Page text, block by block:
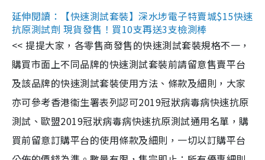
延伸閱讀：【快速測試套裝】深水埗電子特賣城$15快速
抗原測試劑 現貨發售！買10支再送3支檢測棒
<< 提提大家，各零售商發售的快速測試套裝規格不一，
購買市面上不同品牌的快速測試套裝前請留意售賣平台
及該品牌的快速測試套裝使用方法、條款及細則，大家
亦可參考香港衞生署表列認可2019冠狀病毒病快速抗原
測試、歐盟2019冠狀病毒病快速抗原測試通用名單，購
買前留意訂購平台的使用條款及細則，一切以訂購平台